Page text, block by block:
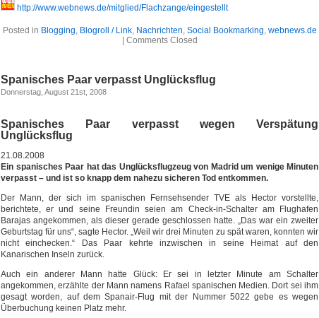
http://www.webnews.de/mitglied/Flachzange/eingestellt
Posted in Blogging, Blogroll / Link, Nachrichten, Social Bookmarking, webnews.de
Comments Closed
Spanisches Paar verpasst Unglücksflug
Donnerstag, August 21st, 2008
Spanisches Paar verpasst wegen Verspätung
Unglücksflug
21.08.2008
Ein spanisches Paar hat das Unglücksflugzeug von Madrid um wenige Minuten
verpasst – und ist so knapp dem nahezu sicheren Tod entkommen.
Der Mann, der sich im spanischen Fernsehsender TVE als Hector vorstellte,
berichtete, er und seine Freundin seien am Check-in-Schalter am Flughafen
Barajas angekommen, als dieser gerade geschlossen hatte. „Das war ein zweiter
Geburtstag für uns“, sagte Hector. „Weil wir drei Minuten zu spät waren, konnten wir
nicht einchecken.“ Das Paar kehrte inzwischen in seine Heimat auf den
Kanarischen Inseln zurück.
Auch ein anderer Mann hatte Glück: Er sei in letzter Minute am Schalter
angekommen, erzählte der Mann namens Rafael spanischen Medien. Dort sei ihm
gesagt worden, auf dem Spanair-Flug mit der Nummer 5022 gebe es wegen
Überbuchung keinen Platz mehr.